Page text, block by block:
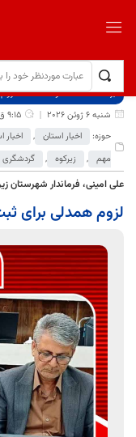
برگ نخست نوشته‌ها
شنبه 6 ژوئن 2026
9:15 ق.ظ
حوزه:
اخبار استان , اخبار
مهم , زیرکوه , گردشگری
علی امینی، فرماندار شهرستان
لزوم همدلی برای